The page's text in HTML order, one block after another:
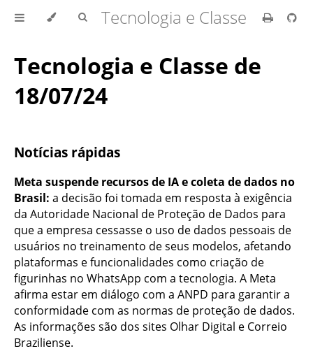
Tecnologia e Classe
Tecnologia e Classe de
18/07/24
Notícias rápidas
Meta suspende recursos de IA e coleta de dados no
Brasil: a decisão foi tomada em resposta à exigência
da Autoridade Nacional de Proteção de Dados para
que a empresa cessasse o uso de dados pessoais de
usuários no treinamento de seus modelos, afetando
plataformas e funcionalidades como criação de
figurinhas no WhatsApp com a tecnologia. A Meta
afirma estar em diálogo com a ANPD para garantir a
conformidade com as normas de proteção de dados.
As informações são dos sites Olhar Digital e Correio
Braziliense.